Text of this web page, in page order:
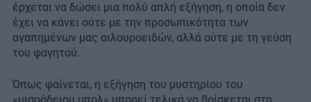
έρχεται να δώσει μια πολύ απλή εξήγηση, η οποία δεν
έχει να κάνει ούτε με την προσωπικότητα των
αγαπημένων μας αιλουροειδών, αλλά ούτε με τη γεύση
του φαγητού.
Όπως φαίνεται, η εξήγηση του μυστηρίου του